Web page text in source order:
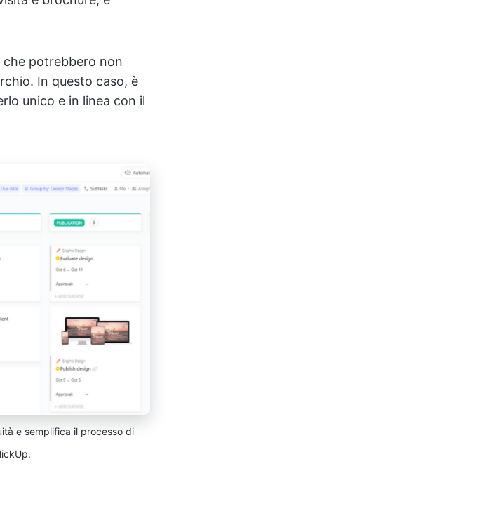
che potrebbero non
In questo caso, è
unico e in linea con il
e semplifica il processo di